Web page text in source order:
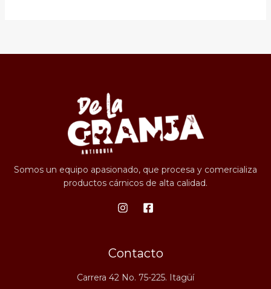
Somos un equipo apasionado, que procesa y comercializa
productos cárnicos de alta calidad.
Contacto
Carrera 42 No. 75-225. Itagüí